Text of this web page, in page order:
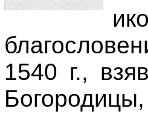
1540 г.,